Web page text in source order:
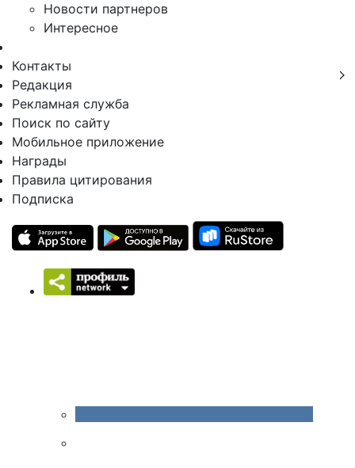
Новости партнеров
Интересное
Контакты
Редакция
Рекламная служба
Поиск по сайту
Мобильное приложение
Награды
Правила цитирования
Подписка